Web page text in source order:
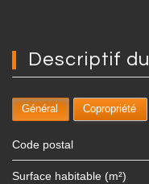
descriptif du
Général Copropriété
Code postal
Surface habitable (m²)